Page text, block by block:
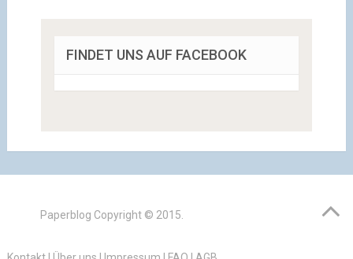
FINDET UNS AUF FACEBOOK
Paperblog Copyright © 2015.